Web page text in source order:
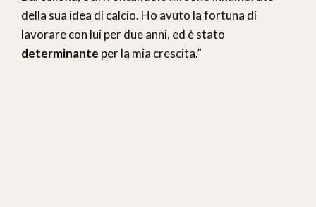
della sua idea di calcio. Ho avuto la fortuna di
lavorare con lui per due anni, ed è stato
determinante per la mia crescita.”